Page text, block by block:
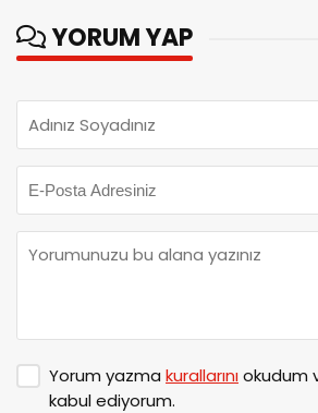
YORUM YAP
Yorum yazma kurallarınıokudum
kabul ediyorum.